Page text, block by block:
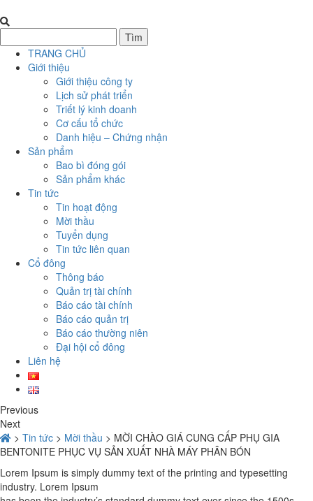
TRANG CHỦ
Giới thiệu
Giới thiệu công ty
Lịch sử phát triển
Triết lý kinh doanh
Cơ cấu tổ chức
Danh hiệu – Chứng nhận
Sản phẩm
Bao bì đóng gói
Sản phẩm khác
Tin tức
Tin hoạt động
Mời thầu
Tuyển dụng
Tin tức liên quan
Cổ đông
Thông báo
Quản trị tài chính
Báo cáo tài chính
Báo cáo quản trị
Báo cáo thường niên
Đại hội cổ đông
Liên hệ
Previous
Next
> Tin tức > Mời thầu > MỜI CHÀO GIÁ CUNG CẤP PHỤ GIA
BENTONITE PHỤC VỤ SẢN XUẤT NHÀ MÁY PHÂN BÓN
Lorem Ipsum is simply dummy text of the printing and typesetting
industry. Lorem Ipsum